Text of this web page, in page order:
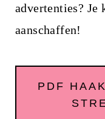
advertenties? Je
aanschaffen!
PDF